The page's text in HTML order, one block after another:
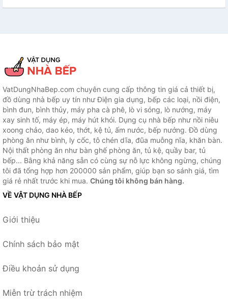
VatDungNhaBep.com chuyên cung cấp thông tin giá cả thiết bị,
đồ dùng nhà bếp uy tín như Điện gia dụng, bếp các loại, nồi điện,
bình đun, bình thủy, máy pha cà phê, lò vi sóng, lò nướng, máy
xay sinh tố, máy ép, máy hút khói. Dụng cụ nhà bếp như nồi niêu
xoong chảo, dao kéo, thớt, kệ tủ, ấm nước, bếp nướng. Đồ dùng
phòng ăn như bình, ly cốc, tô chén dĩa, đũa muỗng nĩa, khăn bàn.
Nội thất phòng ăn như bàn ghế phòng ăn, tủ kệ, quầy bar, tủ
bếp... Bằng khả năng sẵn có cùng sự nỗ lực không ngừng, chúng
tôi đã tổng hợp hơn 200000 sản phẩm, giúp bạn so sánh giá, tìm
giá rẻ nhất trước khi mua. Chúng tôi không bán hàng.
VỀ VẬT DỤNG NHÀ BẾP
Giới thiệu
Chính sách bảo mật
Điều khoản sử dụng
Miễn trừ trách nhiệm